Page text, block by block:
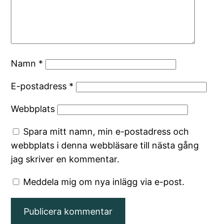
Namn *
E-postadress *
Webbplats
Spara mitt namn, min e-postadress och
webbplats i denna webbläsare till nästa gång
jag skriver en kommentar.
Meddela mig om nya inlägg via e-post.